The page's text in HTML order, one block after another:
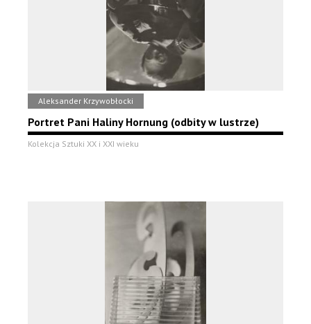
Aleksander Krzywobłocki
Portret Pani Haliny Hornung (odbity w lustrze)
Kolekcja Sztuki XX i XXI wieku